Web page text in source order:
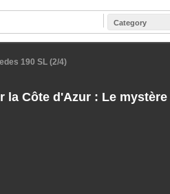
Category
190 SL (2/4)
Côte d'Azur : Le mystère